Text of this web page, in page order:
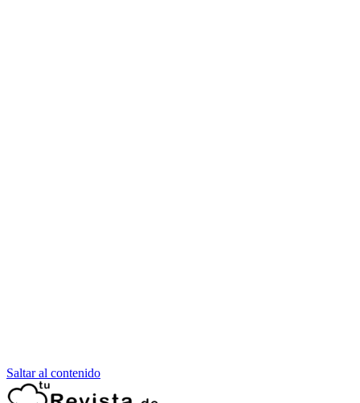
Saltar al contenido